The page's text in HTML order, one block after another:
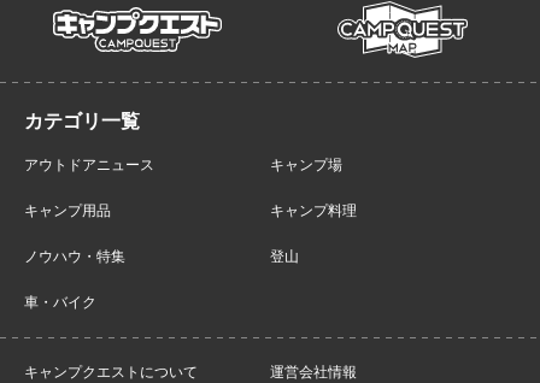
campquest campmap
アウトドアニュース キャンプ場
キャンプ用品 キャンプ料理
ノウハウ・特集 登山
車・バイク
キャンプクエストについて 運営会社情報